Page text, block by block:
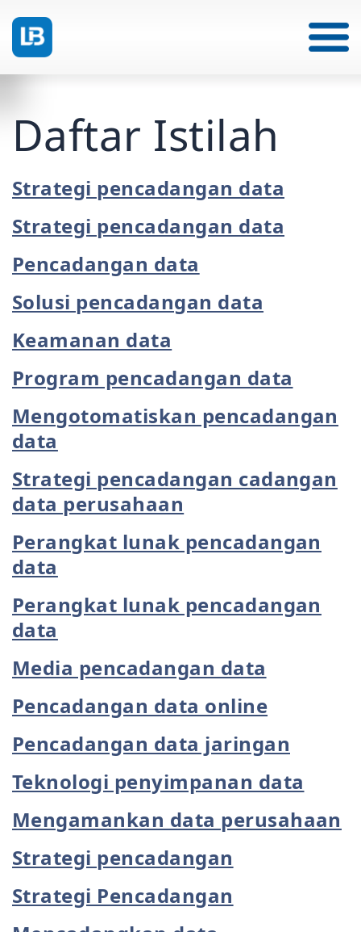
Daftar Istilah
Strategi pencadangan data
Strategi pencadangan data
Pencadangan data
Solusi pencadangan data
Keamanan data
Program pencadangan data
Mengotomatiskan pencadangan
data
Strategi pencadangan cadangan
data perusahaan
Perangkat lunak pencadangan
data
Perangkat lunak pencadangan
data
Media pencadangan data
Pencadangan data online
Pencadangan data jaringan
Teknologi penyimpanan data
Mengamankan data perusahaan
Strategi pencadangan
Strategi Pencadangan